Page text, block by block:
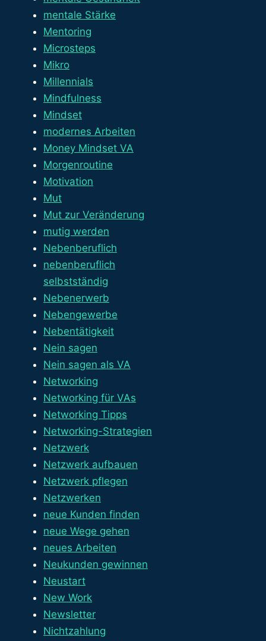
mentale Stärke
Mentoring
Microsteps
Mikro
Millennials
Mindfulness
Mindset
modernes Arbeiten
Money Mindset VA
Morgenroutine
Motivation
Mut
Mut zur Veränderung
mutig werden
Nebenberuflich
nebenberuflich
selbstständig
Nebenerwerb
Nebengewerbe
Nebentätigkeit
Nein sagen
Nein sagen als VA
Networking
Networking für VAs
Networking Tipps
Networking-Strategien
Netzwerk
Netzwerk aufbauen
Netzwerk pflegen
Netzwerken
neue Kunden finden
neue Wege gehen
neues Arbeiten
Neukunden gewinnen
Neustart
New Work
Newsletter
Nichtzahlung